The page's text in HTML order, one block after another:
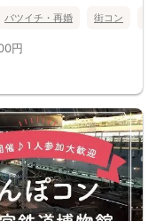
バツイチ・再婚 街コン
円